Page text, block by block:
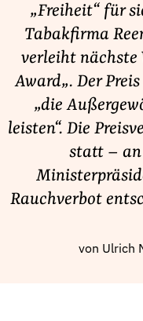
Publikationen und
Lobbykritische
Unsere Schwerpunkte
Lobbykontrolle und Regeln
Lobbyismus und Klima
Macht der Digitalkonzerne
Spenden & Fördern
Fördermitglied werden
„Freiheit“ für
Tabakfirma
verleiht nächste
Award„. Der
„die
leisten“. Die
statt – an
Rauchverbot
von Ulrich